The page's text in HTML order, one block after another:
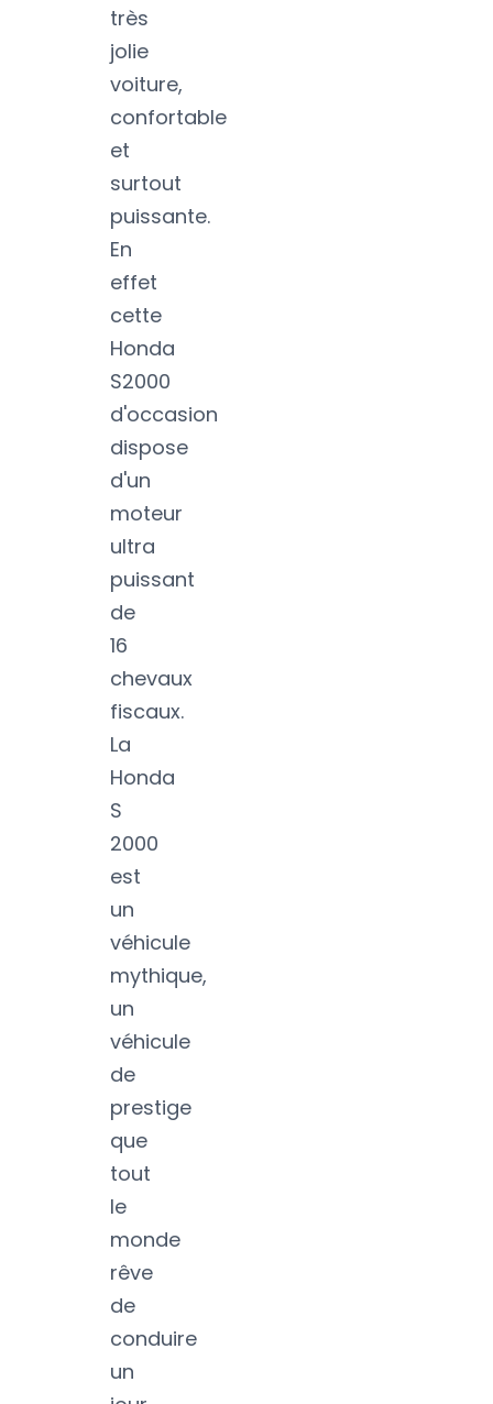
très
jolie
voiture,
confortable
et
surtout
puissante.
En
effet
cette
Honda
S2000
d'occasion
dispose
d'un
moteur
ultra
puissant
de
16
chevaux
fiscaux.
La
Honda
S
2000
est
un
véhicule
mythique,
un
véhicule
de
prestige
que
tout
le
monde
rêve
de
conduire
un